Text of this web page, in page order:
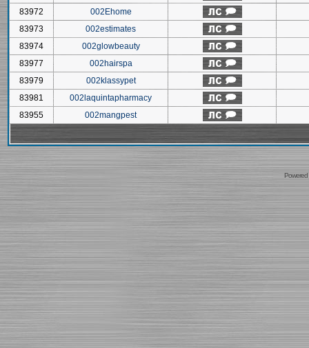
83972
002Ehome
83973
002estimates
83974
002glowbeauty
83977
002hairspa
83979
002klassypet
83981
002laquintapharmacy
83955
002mangpest